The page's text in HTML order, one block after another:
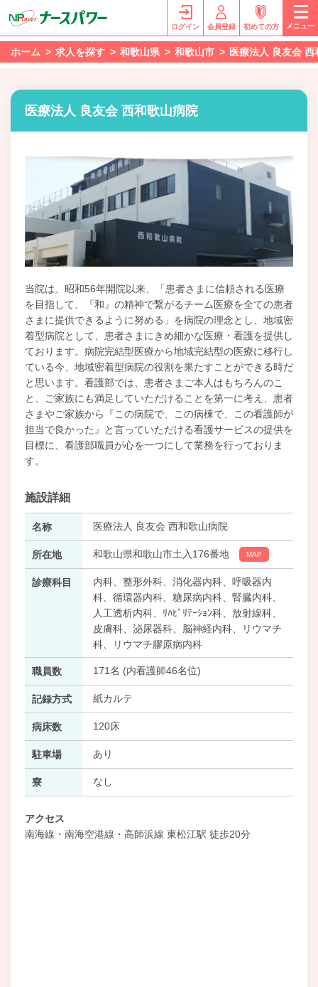
ログイン 会員登録 初めての方 メニュー
ホーム 求人を探す 和歌山県 和歌山市 医療法人 良友会
医療法人 良友会 西和歌山病院
当院は、昭和56年開院以来、「患者さまに信頼される医療
を目指して、『和』の精神で繋がるチーム医療を全ての患者
さまに提供できるように努める」を病院の理念とし、地域密
着型病院として、患者さまにきめ細かな医療・看護を提供し
ております。病院完結型医療から地域完結型の医療に移行し
ている今、地域密着型病院の役割を果たすことができる時だ
と思います。看護部では、患者さまご本人はもちろんのこ
と、ご家族にも満足していただけることを第一に考え、患者
さまやご家族から『この病院で、この病棟で、この看護師が
担当で良かった』と言っていただける看護サービスの提供を
目標に、看護部職員が心を一つにして業務を行っておりま
す。
施設詳細
名称 医療法人 良友会 西和歌山病院
所在地 和歌山県和歌山市土入176番地 MAP
診療科目
内科、整形外科、消化器内科、呼吸器内
科、循環器内科、糖尿病内科、腎臓内科、
人工透析内科、ﾘﾊﾋﾞﾘﾃｰｼｮﾝ科、放射線科、
皮膚科、泌尿器科、脳神経内科、リウマチ
科、リウマチ膠原病内科
職員数 171名 (内看護師46名位)
記録方式 紙カルテ
病床数 120床
駐車場 あり
寮 なし
アクセス
南海線・南海空港線・高師浜線 東松江駅 徒歩20分